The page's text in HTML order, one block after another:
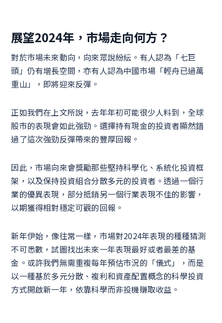
展望2024年，市場走向何方？
對於市場未來動向，向來眾說紛紜。有人認為「七巨
頭」仍有增長空間，亦有人認為中國市場「輕舟已過萬
重山」，即將迎來反彈。
正如我們在上文所說，去年年初可能很少人料到，全球
股市的表現會如此強勁。選擇持有現金的投資者顯然錯
過了這次強勁反彈帶來的豐厚回報。
因此，市場向來會獎勵那些堅持科學化、系統化投資框
架，以及保持投資組合分散多元的投資者。透過一個行
業的優異表現，部分抵銷另一個行業表現不佳的影響，
以期獲得相對穩定可觀的回報。
新年伊始，像往常一樣，市場對2024年表現的種種猜測
不可悉數，試圖找出未來一年表現最好或者最差的基
金。或許我們無需重複每年預估市況的「儀式」，而是
以一種基於多元分散、複利和資產配置概念的科學投資
方式開啟新一年，依靠科學而非投機賺取收益。